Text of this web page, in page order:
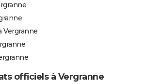
Vergranne
officiels à Vergranne